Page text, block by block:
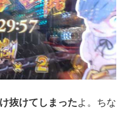
抜けてしまったよ。ちな